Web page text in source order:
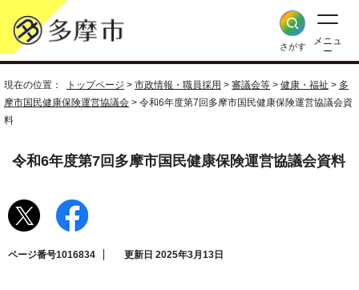
さがす
メニュ
ー
現在の位置： トップページ > 市政情報・職員採用 > 審議会等 > 健康・福祉 > 多
摩市国民健康保険運営協議会 > 令和6年度第7回多摩市国民健康保険運営協議会資
料
令和6年度第7回多摩市国民健康保険運営協議会資料
ページ番号1016834 更新日 2025年3月13日